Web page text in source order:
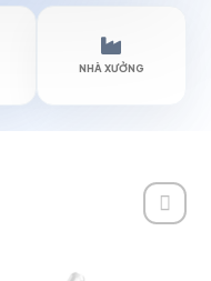
NHÀ XƯỞNG